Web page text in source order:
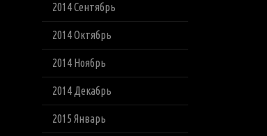
2014 Сентябрь
2014 Октябрь
2014 Ноябрь
2014 Декабрь
2015 Январь